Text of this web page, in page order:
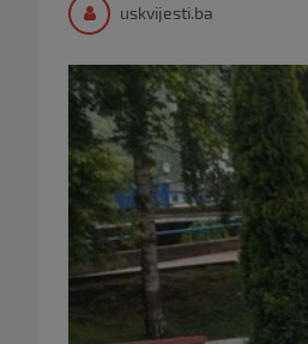
uskvijesti.ba